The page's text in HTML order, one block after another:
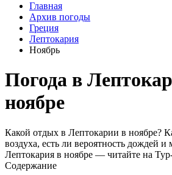
Главная
Архив погоды
Греция
Лептокария
Ноябрь
Погода в
ноябре
Какой отдых в Лептокарии в ноябре?
воздуха, есть ли вероятность дождей
Лептокария в ноябре — читайте на
Содержание